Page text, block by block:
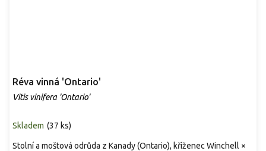
Réva vinná 'Ontario'
Vitis vinifera 'Ontario'
Skladem (37 ks)
Stolní a moštová odrůda z Kanady (Ontario), kříženec Winchell ×